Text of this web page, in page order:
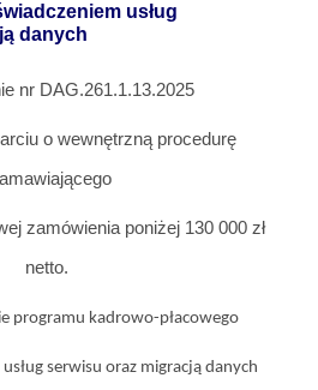
usług
danych
nr DAG.261.1.13.2025
o wewnętrzną procedurę
zamówienia poniżej 130 000 zł
netto.
programu kadrowo-płacowego
serwisu oraz migracją danych